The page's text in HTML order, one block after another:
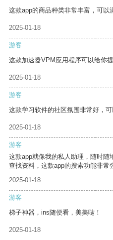
这款app的商品种类非常丰富，可以
2025-01-18
游客
这款加速器VPM应用程序可以给你
2025-01-18
游客
这款学习软件的社区氛围非常好，
2025-01-18
游客
这款app就像我的私人助理，随时
查找资料，这款app的搜索功能非常
2025-01-18
游客
梯子神器，ins随便看，美美哒！
2025-01-18